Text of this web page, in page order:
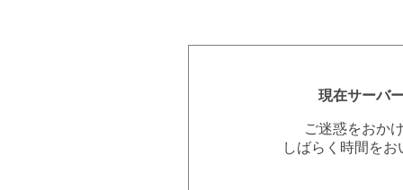
現在サーバ
ご迷惑をおか
しばらく時間を